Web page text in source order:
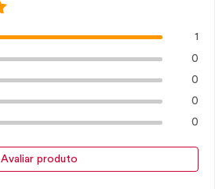
1
0
0
0
0
Avaliar produto